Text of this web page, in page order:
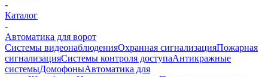
-
Каталог
-
Автоматика для ворот
Системы видеонаблюденияОхранная сигнализацияПожарная
сигнализацияСистемы контроля доступаАнтикражные
системыДомофоныАвтоматика для